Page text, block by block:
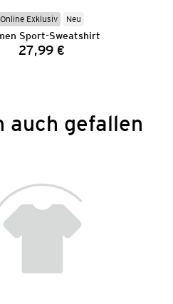
Online Exklusiv Neu
Sport-Sweatshirt
Preis:
27,99 €
auch gefallen